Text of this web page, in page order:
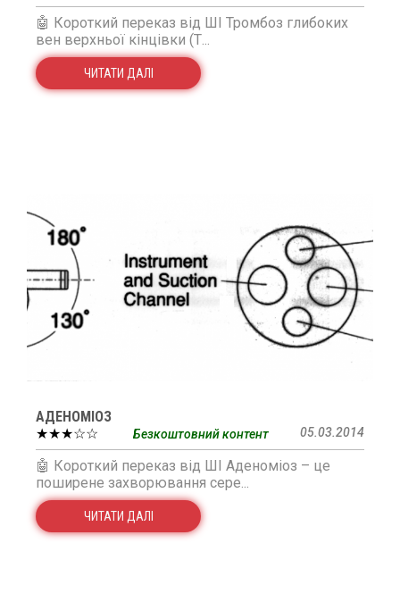
🤖 Короткий переказ від ШІ Тромбоз глибоких
вен верхньої кінцівки (Т...
ЧИТАТИ ДАЛІ
АДЕНОМІОЗ
★★★☆☆
05.03.2014
Безкоштовний контент
🤖 Короткий переказ від ШІ Аденоміоз – це
поширене захворювання сере...
ЧИТАТИ ДАЛІ